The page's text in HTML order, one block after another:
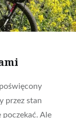
przez stan
Ale